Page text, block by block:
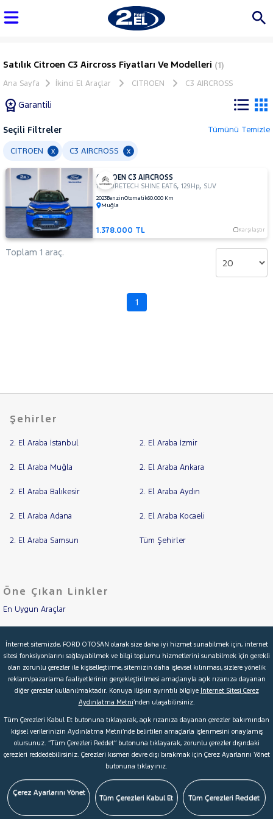
Satılık Citroen C3 Aircross Fiyatları Ve Modelleri (1)
Ana Sayfa İkinci El Araçlar CITROEN C3 AIRCROSS
Garantili
Tüm
Araçlar
AUDI
BMC
BMW
SHINE
C4
XC5
AIRCROSS
NEMO
CUPRA
DACIA
FORD
Foton
HONDA
HYUNDAI
ISUZU
Iveco
JEEP
KIA
LANCIA
MERCEDES-
MINI
Şehir
Yakıt
Türü
Tipi
Aktarma
Garanti
Kampanya
ve
Boya
Parça
İlan
Seçili Filtreler Tümünü Temizle
CITROEN x C3 AIRCROSS x
CITROEN C3 AIRCROSS
1.2 PURETECH SHINE EAT6,129Hp, SUV
2023BenzinOtomatik60.000 Km
Muğla
1.378.000 TL Karşılaştır
Toplam 1 araç.
1
Şehirler
2. El Araba İstanbul 2. El Araba İzmir
2. El Araba Muğla 2. El Araba Ankara
2. El Araba Balıkesir 2. El Araba Aydın
2. El Araba Adana 2. El Araba Kocaeli
2. El Araba Samsun Tüm Şehirler
Öne Çıkan Linkler
En Uygun Araçlar
İkinci El Garanti
Kampanyalar
Kredi Hesaplama & Başvuru
© 2026 Ford Türkiye Ford Kurumsal Hakkımızda
Şartlar & Kişisel Verilerin Korunması S.S.S.
Çerez Tercihleri
İnternet sitemizde, FORD OTOSAN olarak size daha iyi hizmet sunabilmek için, internet
sitesi fonksiyonlarını sağlayabilmek ve bilgi toplumu hizmetlerini sunabilmek için gerekli
olan zorunlu çerezler ile kişiselleştirme, sitemizin daha işlevsel kılınması, sizlere yönelik
reklam/pazarlama faaliyetlerinin gerçekleştirilmesi amaçlarıyla açık rızanıza dayanan
diğer çerezler kullanılmaktadır. Konuya ilişkin ayrıntılı bilgiye İnternet Sitesi Çerez
Aydınlatma Metni’nden ulaşabilirsiniz.
Tüm Çerezleri Kabul Et butonuna tıklayarak, açık rızanıza dayanan çerezler bakımından
kişisel verilerinizin Aydınlatma Metni’nde belirtilen amaçlarla işlenmesini onaylamış
olursunuz. “Tüm Çerezleri Reddet” butonuna tıklayarak, zorunlu çerezler dışındaki
çerezleri reddedebilirsiniz. Çerezleri kısmen devre dışı bırakmak için Çerez Ayarlarını Yönet
butonuna tıklayınız.
Çerez Ayarlarını Yönet
Tüm Çerezleri Kabul Et Tüm Çerezleri Reddet